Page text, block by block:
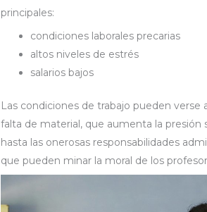
principales:
condiciones laborales precarias
altos niveles de estrés
salarios bajos
Las condiciones de trabajo pueden
falta de material, que aumenta la presión
hasta las onerosas responsabilidades
que pueden minar la moral de los